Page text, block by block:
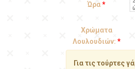
Ώρα*
Χρώματα
Λουλουδιών: *
Για τις τούρτες